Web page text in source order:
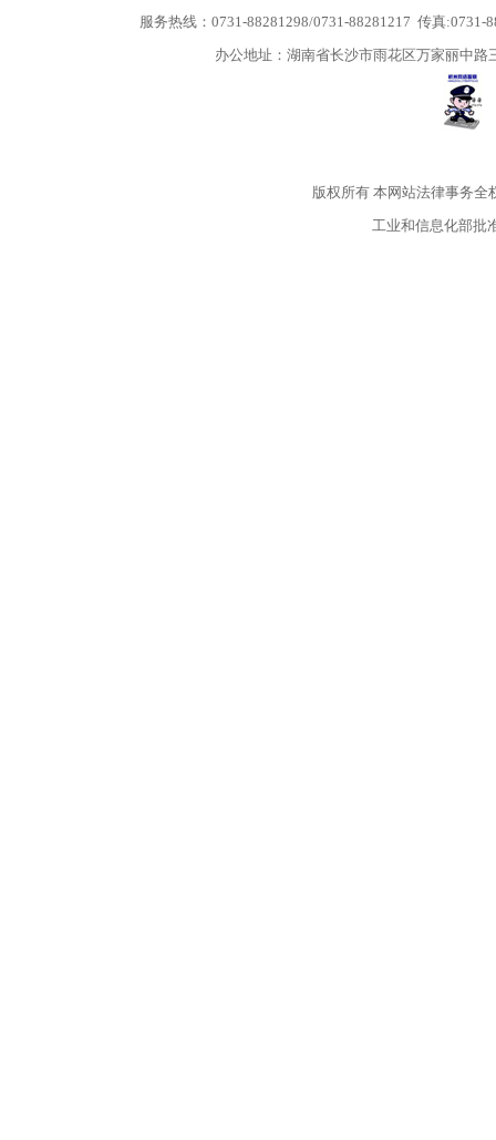
服务热线：0731-88281298/0731-88281217 传真:0731-
办公地址：湖南省长沙市雨花区万家丽中
版权所有本网站法律事务全
工业和信息化部批